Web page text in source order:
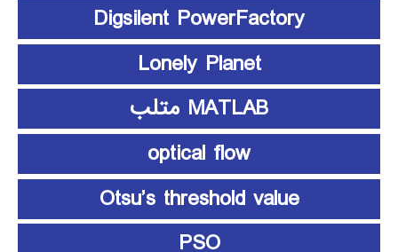
Digsilent PowerFactory
Lonely Planet
MATLAB متلب
optical flow
Otsu’s threshold value
PSO